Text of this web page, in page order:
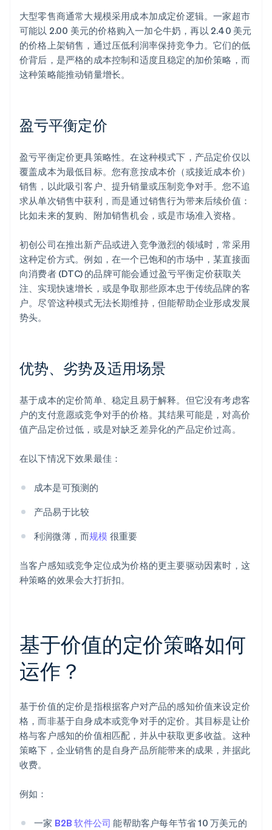
大型零售商通常大规模采用成本加成定价逻辑。一家超市
可能以 2.00 美元的价格购入一加仑牛奶，再以 2.40 美元
的价格上架销售，通过压低利润率保持竞争力。它们的低
价背后，是严格的成本控制和适度且稳定的加价策略，而
这种策略能推动销量增长。
盈亏平衡定价
盈亏平衡定价更具策略性。在这种模式下，产品定价仅以
覆盖成本为最低目标。您有意按成本价（或接近成本价）
销售，以此吸引客户、提升销量或压制竞争对手。您不追
求从单次销售中获利，而是通过销售行为带来后续价值：
比如未来的复购、附加销售机会，或是市场准入资格。
初创公司在推出新产品或进入竞争激烈的领域时，常采用
这种定价方式。例如，在一个已饱和的市场中，某直接面
向消费者 (DTC) 的品牌可能会通过盈亏平衡定价获取关
注、实现快速增长，或是争取那些原本忠于传统品牌的客
户。尽管这种模式无法长期维持，但能帮助企业形成发展
势头。
优势、劣势及适用场景
基于成本的定价简单、稳定且易于解释。但它没有考虑客
户的支付意愿或竞争对手的价格。其结果可能是，对高价
值产品定价过低，或是对缺乏差异化的产品定价过高。
在以下情况下效果最佳：
成本是可预测的
产品易于比较
利润微薄，而规模 很重要
当客户感知或竞争定位成为价格的更主要驱动因素时，这
种策略的效果会大打折扣。
基于价值的定价策略如何
运作？
基于价值的定价是指根据客户对产品的感知价值来设定价
格，而非基于自身成本或竞争对手的定价。其目标是让价
格与客户感知的价值相匹配，并从中获取更多收益。这种
策略下，企业销售的是自身产品所能带来的成果，并据此
收费。
例如：
一家 B2B 软件公司 能帮助客户每年节省 10 万美元的